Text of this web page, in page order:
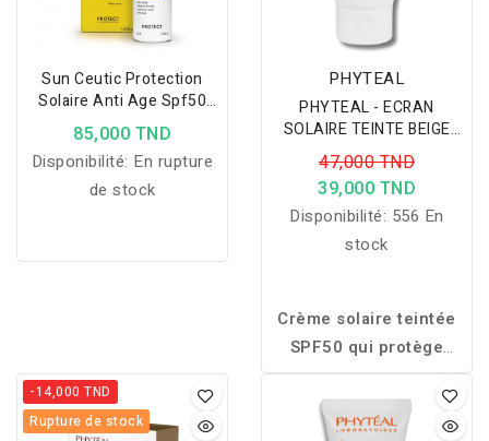
niacinamide
Myrtacine®, il apaise les
irritations, améliore la
texture de la peau et
favorise un teint plus net
et uniforme. Sa texture
légère pénètre
rapidement et convient à
une utilisation
Sun Ceutic Protection
Solaire Anti Age Spf50
Dermaceutic
85,000 TND
Disponibilité: En rupture
de stock
PHYTEAL
PHYTEAL - ECRAN
SOLAIRE TEINTE BEIGE
ECLAT SPF50+ 50ML
47,000 TND
39,000 TND
Disponibilité: 556 En
stock
Crème solaire teintée
SPF50 qui protège
efficacement le visage
tout en unifiant le teint
pour un fini naturel,
-14,000 TND
Rupture de stock